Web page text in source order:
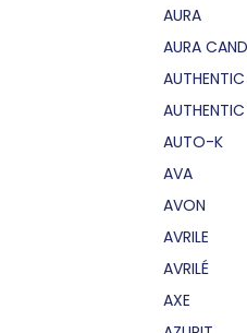
AURA
AURA
AUTO-K
AVA
AVON
AVRILE
AVRILÉ
AXE